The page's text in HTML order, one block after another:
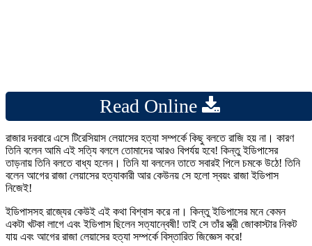
Read Online
রাজার দরবারে এসে টিরেসিয়াস লেয়াসের হত্যা সম্পর্কে কিছু বলতে রাজি হয় না। কারণ
তিনি বলেন আমি এই সত্যি বললে তোমাদের আরও বিপর্যয় হবে! কিন্তু ইডিপাসের
তাড়নায় তিনি বলতে বাধ্য হলেন। তিনি যা বললেন তাতে সবারই পিলে চমকে উঠে! তিনি
বলেন আগের রাজা লেয়াসের হত্যাকারী আর কেউনয় সে হলো স্বয়ং রাজা ইডিপাস
নিজেই!
ইডিপাসসহ রাজ্যের কেউই এই কথা বিশ্বাস করে না। কিন্তু ইডিপাসের মনে কেমন
একটা খটকা লাগে এবং ইডিপাস ছিলেন সত্যান্বেষী! তাই সে তাঁর স্ত্রী জোকাস্টার নিকট
যায় এবং আগের রাজা লেয়াসের হত্যা সম্পর্কে বিস্তারিত জিজ্ঞেস করে!